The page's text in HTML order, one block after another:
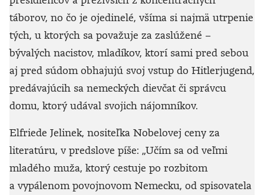
táborov, no čo je ojedinelé, všíma si najmä utrpenie
tých, u ktorých sa považuje za zaslúžené –
bývalých nacistov, mladíkov, ktorí sami pred sebou
aj pred súdom obhajujú svoj vstup do Hitlerjugend,
predávajúcih sa nemeckých dievčat či správcu
domu, ktorý udával svojich nájomníkov.
Elfriede Jelinek, nositeľka Nobelovej ceny za
literatúru, v predslove píše: „Učím sa od veľmi
mladého muža, ktorý cestuje po rozbitom
a vypálenom povojnovom Nemecku, od spisovatela